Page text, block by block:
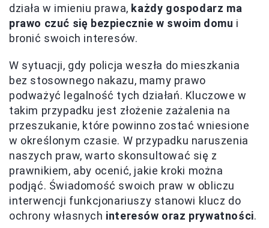
działa w imieniu prawa, każdy gospodarz ma
prawo czuć się bezpiecznie w swoim domu i
bronić swoich interesów.
W sytuacji, gdy policja weszła do mieszkania
bez stosownego nakazu, mamy prawo
podważyć legalność tych działań. Kluczowe w
takim przypadku jest złożenie zażalenia na
przeszukanie, które powinno zostać wniesione
w określonym czasie. W przypadku naruszenia
naszych praw, warto skonsultować się z
prawnikiem, aby ocenić, jakie kroki można
podjąć. Świadomość swoich praw w obliczu
interwencji funkcjonariuszy stanowi klucz do
ochrony własnych interesów oraz prywatności.